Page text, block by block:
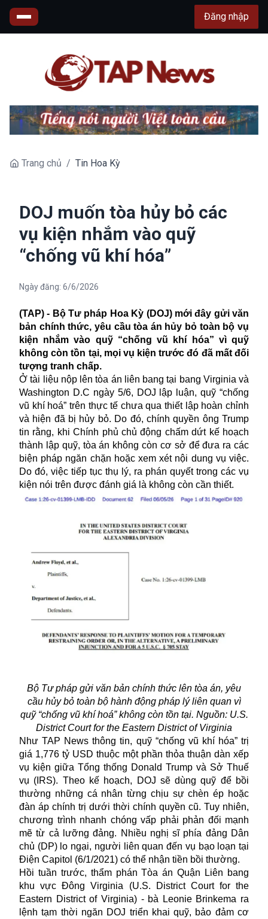
Đăng nhập
Trang chủ / Tin Hoa Kỳ
DOJ muốn tòa hủy bỏ các
vụ kiện nhắm vào quỹ
“chống vũ khí hóa”
Ngày đăng: 6/6/2026
(TAP) - Bộ Tư pháp Hoa Kỳ (DOJ) mới đây gửi văn
bản chính thức, yêu cầu tòa án hủy bỏ toàn bộ vụ
kiện nhắm vào quỹ “chống vũ khí hóa” vì quỹ
không còn tồn tại, mọi vụ kiện trước đó đã mất đối
tượng tranh chấp.
Ở tài liệu nộp lên tòa án liên bang tại bang Virginia và
Washington D.C ngày 5/6, DOJ lập luận, quỹ “chống
vũ khí hoá” trên thực tế chưa qua thiết lập hoàn chỉnh
và hiện đã bị hủy bỏ. Do đó, chính quyền ông Trump
tin rằng, khi Chính phủ chủ động chấm dứt kế hoạch
thành lập quỹ, tòa án không còn cơ sở để đưa ra các
biện pháp ngăn chặn hoặc xem xét nội dung vụ việc.
Do đó, việc tiếp tục thụ lý, ra phán quyết trong các vụ
kiện nói trên được đánh giá là không còn cần thiết.
Bộ Tư pháp gửi văn bản chính thức lên tòa án, yêu
cầu hủy bỏ toàn bộ hành động pháp lý liên quan vì
quỹ “chống vũ khí hoá” không còn tồn tại. Nguồn: U.S.
District Court for the Eastern District of Virginia
Như TAP News thông tin, quỹ “chống vũ khí hóa” trị
giá 1,776 tỷ USD thuộc một phần thỏa thuận dàn xếp
vụ kiện giữa Tổng thống Donald Trump và Sở Thuế
vụ (IRS). Theo kế hoạch, DOJ sẽ dùng quỹ để bồi
thường những cá nhân từng chịu sự chèn ép hoặc
đàn áp chính trị dưới thời chính quyền cũ. Tuy nhiên,
chương trình nhanh chóng vấp phải phản đối mạnh
mẽ từ cả lưỡng đảng. Nhiều nghị sĩ phía đảng Dân
chủ (DP) lo ngại, người liên quan đến vụ bạo loạn tại
Điện Capitol (6/1/2021) có thể nhận tiền bồi thường.
Hồi tuần trước, thẩm phán Tòa án Quận Liên bang
khu vực Đông Virginia (U.S. District Court for the
Eastern District of Virginia) - bà Leonie Brinkema ra
lệnh tạm thời ngăn DOJ triển khai quỹ, bảo đảm cơ